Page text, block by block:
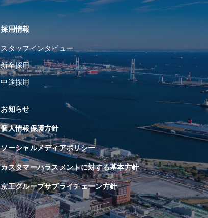
採⽤情報
スタッフインタビュー
新卒採用
中途採用
お知らせ
個人情報保護方針
ソーシャルメディアポリシー
カスタマーハラスメントに対する基本方針
京王グループサプライチェーン方針